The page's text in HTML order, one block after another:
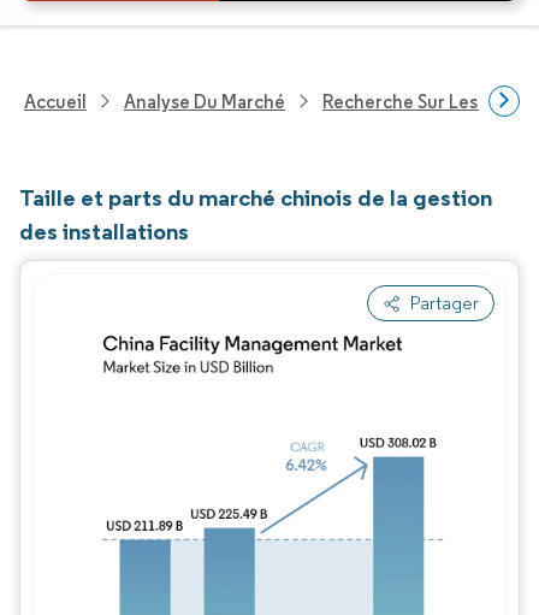
Accueil Analyse Du Marché Recherche Sur Les
Taille et parts du marché chinois de la gestion
des installations
Partager